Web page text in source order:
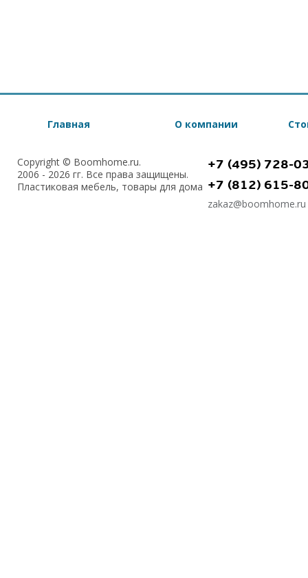
Главная О компании
Copyright © Boomhome.ru.
2006 - 2026 гг. Все права защищены.
Пластиковая мебель, товары для дома
+7 (495) 728-
+7 (812) 615-
zakaz@boomhome.ru